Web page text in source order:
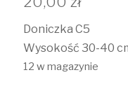
Doniczka C5
Wysokość 30-40
12 w magazynie